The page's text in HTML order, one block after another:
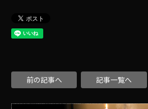
前の記事へ 記事一覧へ